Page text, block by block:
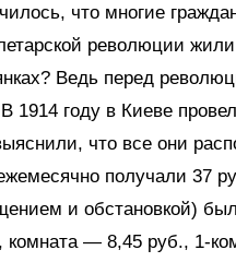
что многие
революции
Ведь перед
1914 году в Киеве
что все они
получали 37
и обстановкой)
— 8,45 руб., 1-